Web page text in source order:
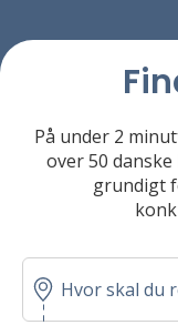
På under 2
over 50
grundigt